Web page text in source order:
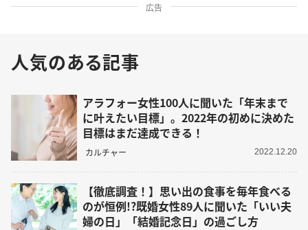
広告
人気のある記事
アラフォー女性100人に聞いた「年末まで
に叶えたい目標」。2022年の初めに決めた
目標はまだ達成できる！
カルチャー 2022.12.20
【徹底調査！】思い出の食事を毎年食べる
のが恒例!?既婚女性89人に聞いた「いい夫
婦の日」「結婚記念日」の過ごし方